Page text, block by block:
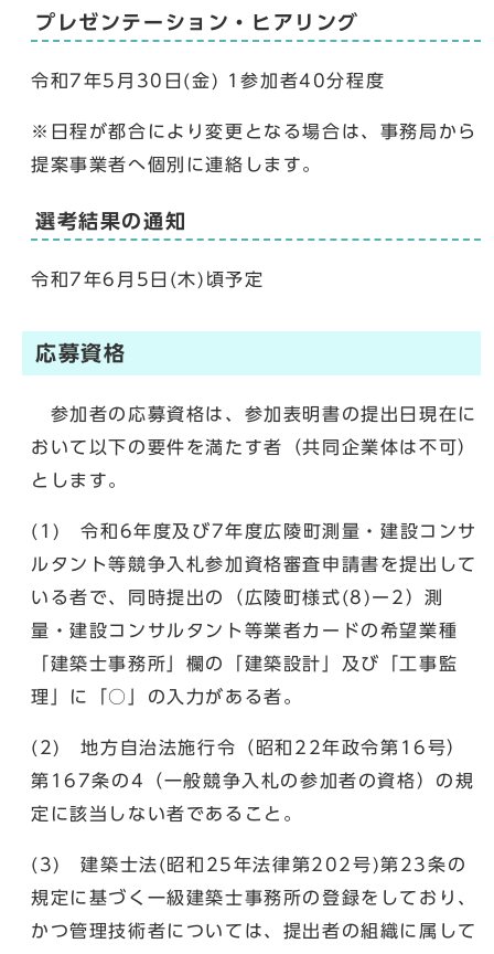
プレゼンテーション・ヒアリング
令和7年5月30日(金) 1参加者40分程度
※日程が都合により変更となる場合は、事務局から
提案事業者へ個別に連絡します。
選考結果の通知
令和7年6月5日(木)頃予定
応募資格
参加者の応募資格は、参加表明書の提出日現在に
おいて以下の要件を満たす者（共同企業体は不可）
とします。
(1) 令和6年度及び7年度広陵町測量・建設コンサ
ルタント等競争入札参加資格審査申請書を提出して
いる者で、同時提出の（広陵町様式(8)ー2）測
量・建設コンサルタント等業者カードの希望業種
「建築士事務所」欄の「建築設計」及び「工事監
理」に「○」の入力がある者。
(2) 地方自治法施行令（昭和22年政令第16号）
第167条の4（一般競争入札の参加者の資格）の規
定に該当しない者であること。
(3) 建築士法(昭和25年法律第202号)第23条の
規定に基づく一級建築士事務所の登録をしており、
かつ管理技術者については、提出者の組織に属して